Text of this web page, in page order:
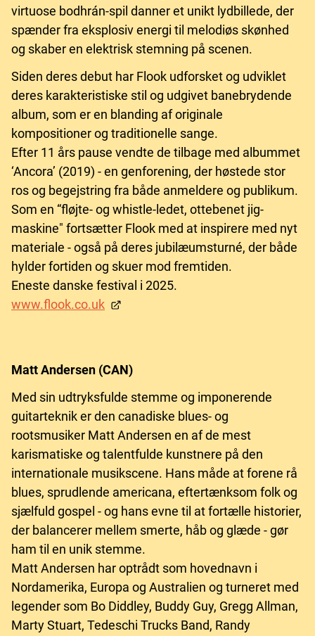
virtuose bodhrán-spil danner et unikt lydbillede, der
spænder fra eksplosiv energi til melodiøs skønhed
og skaber en elektrisk stemning på scenen.
Siden deres debut har Flook udforsket og udviklet
deres karakteristiske stil og udgivet banebrydende
album, som er en blanding af originale
kompositioner og traditionelle sange.
Efter 11 års pause vendte de tilbage med albummet
‘Ancora’ (2019) - en genforening, der høstede stor
ros og begejstring fra både anmeldere og publikum.
Som en “fløjte- og whistle-ledet, ottebenet jig-
maskine" fortsætter Flook med at inspirere med nyt
materiale - også på deres jubilæumsturné, der både
hylder fortiden og skuer mod fremtiden.
Eneste danske festival i 2025.
www.flook.co.uk
Matt Andersen (CAN)
Med sin udtryksfulde stemme og imponerende
guitarteknik er den canadiske blues- og
rootsmusiker Matt Andersen en af de mest
karismatiske og talentfulde kunstnere på den
internationale musikscene. Hans måde at forene rå
blues, sprudlende americana, eftertænksom folk og
sjælfuld gospel - og hans evne til at fortælle historier,
der balancerer mellem smerte, håb og glæde - gør
ham til en unik stemme.
Matt Andersen har optrådt som hovednavn i
Nordamerika, Europa og Australien og turneret med
legender som Bo Diddley, Buddy Guy, Gregg Allman,
Marty Stuart, Tedeschi Trucks Band, Randy